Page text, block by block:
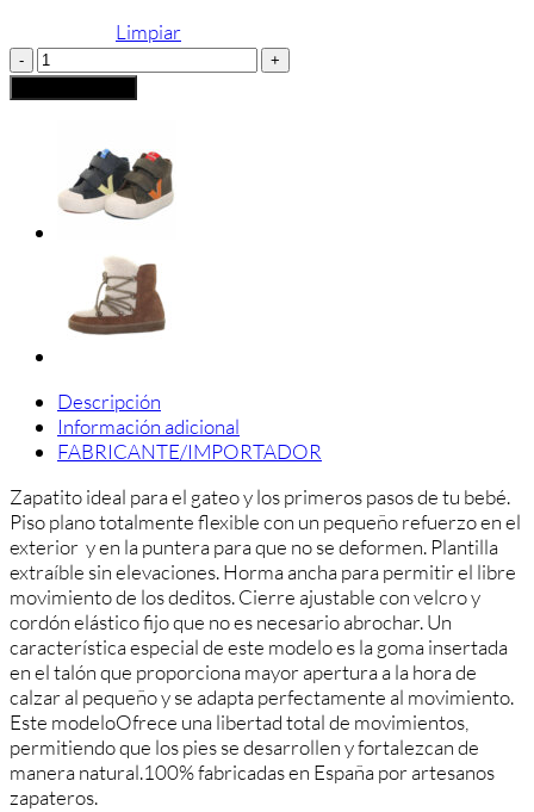
Limpiar
Zapato
Respetuoso
Andanines
Descripción
Información adicional
FABRICANTE/IMPORTADOR
Zapatito ideal para el gateo y los primeros pasos de tu bebé.
Piso plano totalmente flexible con un pequeño refuerzo en el
exterior y en la puntera para que no se deformen. Plantilla
extraíble sin elevaciones. Horma ancha para permitir el libre
movimiento de los deditos. Cierre ajustable con velcro y
cordón elástico fijo que no es necesario abrochar. Un
característica especial de este modelo es la goma insertada
en el talón que proporciona mayor apertura a la hora de
calzar al pequeño y se adapta perfectamente al movimiento.
Este modeloOfrece una libertad total de movimientos,
permitiendo que los pies se desarrollen y fortalezcan de
manera natural.100% fabricadas en España por artesanos
zapateros.